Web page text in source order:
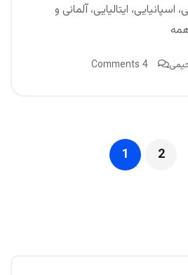
اسپانیایی، ایتالیایی، آلمانی و
4 Comments
1 2